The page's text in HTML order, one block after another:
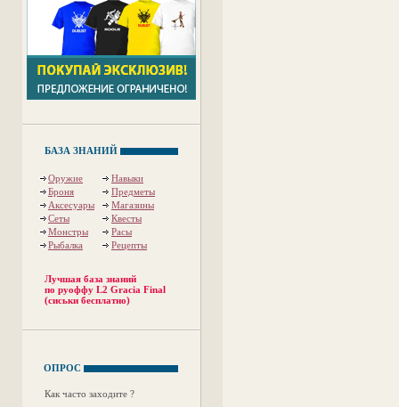
БАЗА ЗНАНИЙ
Оружие
Навыки
Броня
Предметы
Аксесуары
Магазины
Сеты
Квесты
Монстры
Расы
Рыбалка
Рецепты
Лучшая база знаний
по руоффу L2 Gracia Final
(сиськи бесплатно)
ОПРОС
Как часто заходите ?